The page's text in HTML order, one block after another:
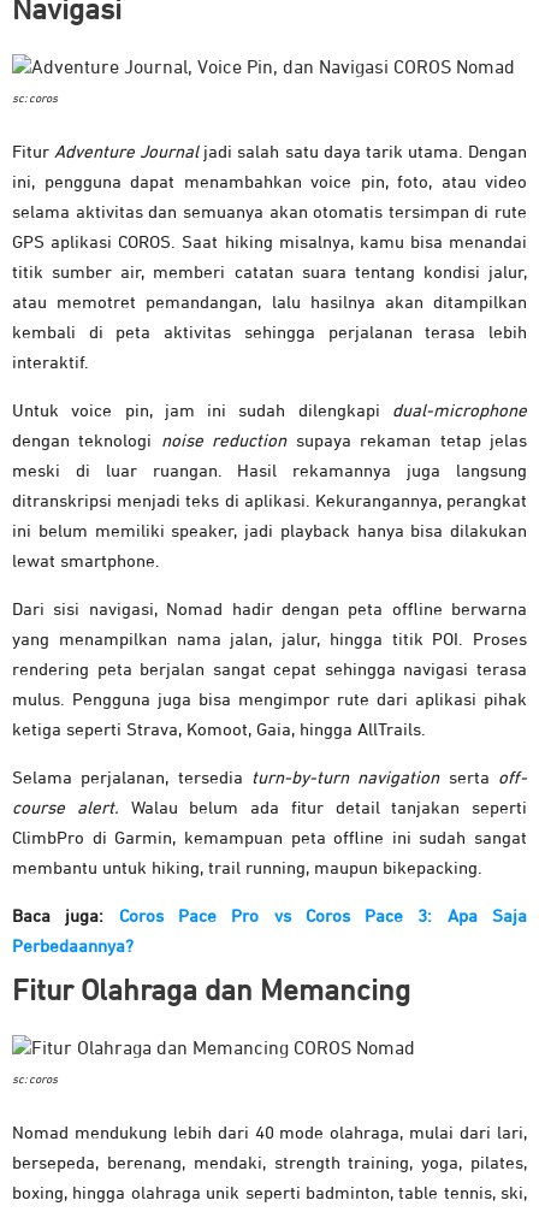
Navigasi
sc: coros
Fitur Adventure Journaljadi salah satu daya tarik utama. Dengan
ini, pengguna dapat menambahkan voice pin, foto, atau video
selama aktivitas dan semuanya akan otomatis tersimpan di rute
GPS aplikasi COROS. Saat hiking misalnya, kamu bisa menandai
titik sumber air, memberi catatan suara tentang kondisi jalur,
atau memotret pemandangan, lalu hasilnya akan ditampilkan
kembali di peta aktivitas sehingga perjalanan terasa lebih
interaktif.
Untuk voice pin, jam ini sudah dilengkapi dual-microphone
dengan teknologi noise reductionsupaya rekaman tetap jelas
meski di luar ruangan. Hasil rekamannya juga langsung
ditranskripsi menjadi teks di aplikasi. Kekurangannya, perangkat
ini belum memiliki speaker, jadi playback hanya bisa dilakukan
lewat smartphone.
Dari sisi navigasi, Nomad hadir dengan peta offline berwarna
yang menampilkan nama jalan, jalur, hingga titik POI. Proses
rendering peta berjalan sangat cepat sehingga navigasi terasa
mulus. Pengguna juga bisa mengimpor rute dari aplikasi pihak
ketiga seperti Strava, Komoot, Gaia, hingga AllTrails.
Selama perjalanan, tersedia turn-by-turn navigationserta off-
course alert. Walau belum ada fitur detail tanjakan seperti
ClimbPro di Garmin, kemampuan peta offline ini sudah sangat
membantu untuk hiking, trail running, maupun bikepacking.
Baca juga: Coros Pace Pro vs Coros Pace 3: Apa Saja
Perbedaannya?
Fitur Olahraga dan Memancing
sc: coros
Nomad mendukung lebih dari 40 mode olahraga, mulai dari lari,
bersepeda, berenang, mendaki, strength training, yoga, pilates,
boxing, hingga olahraga unik seperti badminton, table tennis, ski,